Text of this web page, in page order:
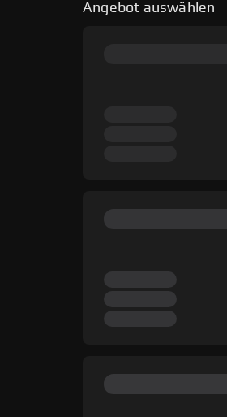
Angebot auswählen